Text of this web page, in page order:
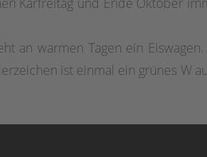
an warmen Tagen ein
ist einmal ein grünes W